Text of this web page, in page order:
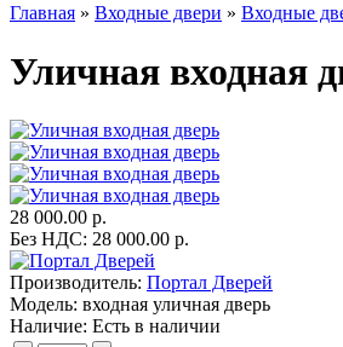
Главная » Входные двери » Входные
Уличная входная
28 000.00 р.
Без НДС: 28 000.00 р.
Производитель: Портал Дверей
Модель: входная уличная дверь
Наличие: Есть в наличии